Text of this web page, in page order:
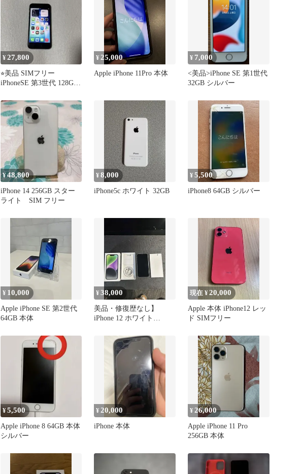
¥27,800
⭐︎美品 SIMフリー
iPhoneSE 第3世代 128GB
¥ 25,000
Apple iPhone 11Pro 本体
¥ 7,000
<美品>iPhone SE 第1世代
32GB シルバー
¥48,800
iPhone 14 256GB スター
ライト SIM フリー
¥8,000
iPhone5c ホワイト 32GB
¥5,500
iPhone8 64GB シルバー
¥ 10,000
Apple iPhone SE 第2世代
64GB 本体
¥38,000
美品・修復歴なし】
iPhone 12 ホワイト
現在 ¥20,000
Apple 本体 iPhone12 レッ
ド SIMフリー
¥5,500
Apple iPhone 8 64GB 本体
シルバー
¥ 20,000
iPhone 本体
¥ 26,000
Apple iPhone 11 Pro
256GB 本体